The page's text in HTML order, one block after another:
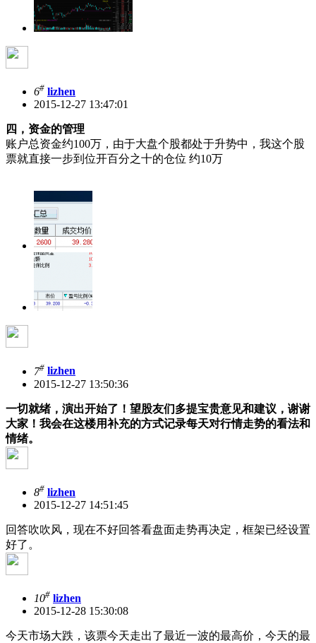
6# lizhen
2015-12-27 13:47:01
四，资金的管理
账户总资金约100万，由于大盘个股都处于升势中，我这个股
票就直接一步到位开百分之十的仓位 约10万
7# lizhen
2015-12-27 13:50:36
一切就绪，演出开始了！望股友们多提宝贵意见和建议，谢谢
大家！我会在这楼用补充的方式记录每天对行情走势的看法和
情绪。
8# lizhen
2015-12-27 14:51:45
回答吹吹风，现在不好回答看盘面走势再决定，框架已经设置
好了。
10# lizhen
2015-12-28 15:30:08
今天市场大跌，该票今天走出了最近一波的最高价，今天的最